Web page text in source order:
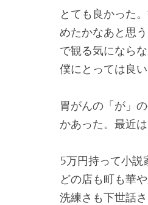
とても良かった
めたかなあと思
で観る気になら
僕にとっては良
胃がんの「が」
かあった。最近
5万円持って小説
どの店も町も華
洗練さも下世話